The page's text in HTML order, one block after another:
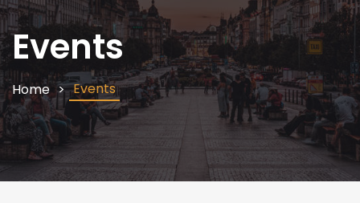
Events
Home Events